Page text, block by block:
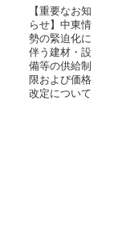
【重要なお知
らせ】中東情
勢の緊迫化に
伴う建材・設
備等の供給制
限および価格
改定について